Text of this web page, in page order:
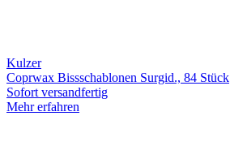
Kulzer
Coprwax Bissschablonen Surgid., 84 Stück
Sofort versandfertig
Mehr erfahren